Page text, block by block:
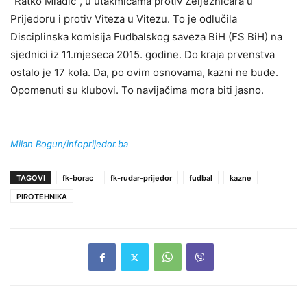
Prijedoru i protiv Viteza u Vitezu. To je odlučila
Disciplinska komisija Fudbalskog saveza BiH (FS BiH) na
sjednici iz 11.mjeseca 2015. godine. Do kraja prvenstva
ostalo je 17 kola. Da, po ovim osnovama, kazni ne bude.
Opomenuti su klubovi. To navijačima mora biti jasno.
Milan Bogun/infoprijedor.ba
TAGOVI fk-borac fk-rudar-prijedor fudbal
kazne
PIROTEHNIKA